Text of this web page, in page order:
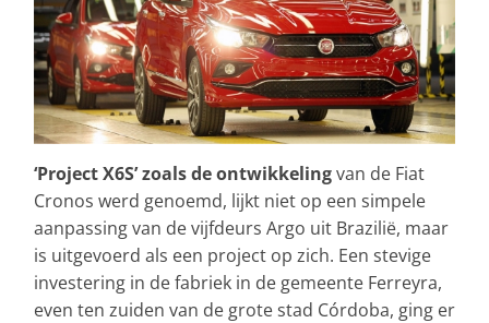
‘Project X6S’ zoals de ontwikkelingvan de Fiat
Cronos werd genoemd, lijkt niet op een simpele
aanpassing van de vijfdeurs Argo uit Brazilië, maar
is uitgevoerd als een project op zich. Een stevige
investering in de fabriek in de gemeente Ferreyra,
even ten zuiden van de grote stad Córdoba, ging er